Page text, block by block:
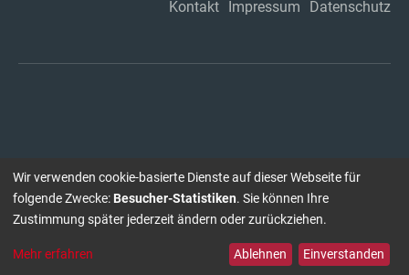
Kontakt Impressum Datenschutz
Wir verwenden cookie-basierte Dienste auf dieser Webseite für
folgende Zwecke: Besucher-Statistiken. Sie können Ihre
Zustimmung später jederzeit ändern oder zurückziehen.
Mehr erfahren Ablehnen Einverstanden